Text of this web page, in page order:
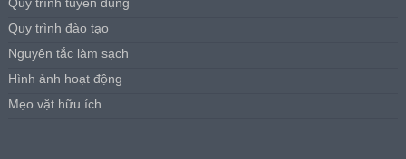
Quy trình đào tạo
Nguyên tắc làm sạch
Hình ảnh hoạt động
Mẹo vặt hữu ích